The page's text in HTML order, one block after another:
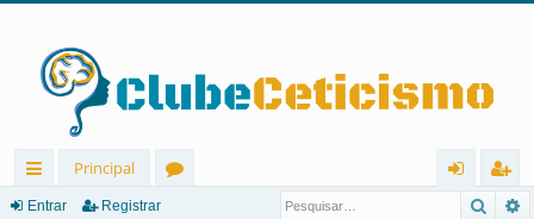
in
Principal
eg
Entrar Registrar